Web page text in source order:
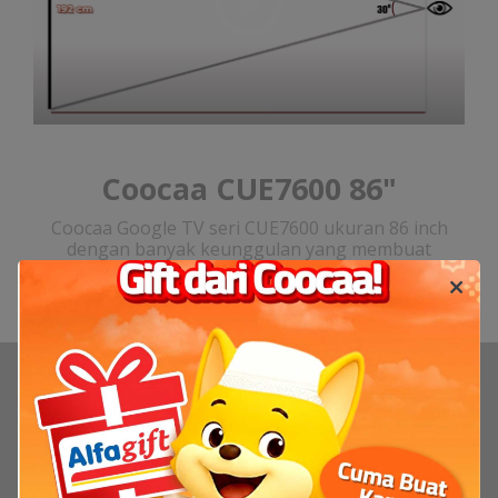
Coocaa CUE7600 86"
Coocaa Google TV seri CUE7600 ukuran 86 inch
dengan banyak keunggulan yang membuat
pengalaman menonton di rumah serasa di bioskop